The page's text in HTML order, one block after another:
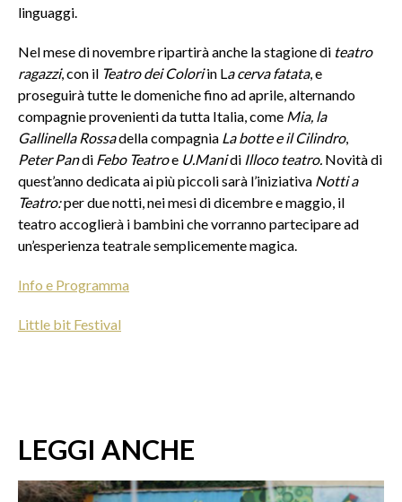
linguaggi.
Nel mese di novembre ripartirà anche la stagione di teatro
ragazzi, con il Teatro dei Coloriin La cerva fatata, e
proseguirà tutte le domeniche fino ad aprile, alternando
compagnie provenienti da tutta Italia, come Mia, la
Gallinella Rossadella compagnia La botte e il Cilindro,
Peter Pandi Febo Teatroe U.Manidi Illoco teatro. Novità di
quest’anno dedicata ai più piccoli sarà l’iniziativa Notti a
Teatro:per due notti, nei mesi di dicembre e maggio, il
teatro accoglierà i bambini che vorranno partecipare ad
un’esperienza teatrale semplicemente magica.
Info e Programma
Little bit Festival
LEGGI ANCHE